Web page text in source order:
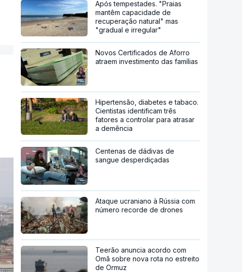
Após tempestades. "Praias
mantêm capacidade de
recuperação natural" mas
"gradual e irregular"
Novos Certificados de Aforro
atraem investimento das famílias
Hipertensão, diabetes e tabaco.
Cientistas identificam três
fatores a controlar para atrasar
a demência
Centenas de dádivas de
sangue desperdiçadas
Ataque ucraniano à Rússia com
número recorde de drones
Teerão anuncia acordo com
Omã sobre nova rota no estreito
de Ormuz